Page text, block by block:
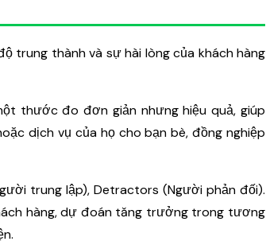
trung thành và sự hài lòng của khách hàng
thước đo đơn giản nhưng hiệu quả, giúp
dịch vụ của họ cho bạn bè, đồng nghiệp
trung lập), Detractors (Người phản đối).
hàng, dự đoán tăng trưởng trong tương